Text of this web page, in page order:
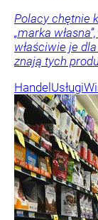
Polacy chętnie
„marka
właściwie je
znają tych
HandelUsługi